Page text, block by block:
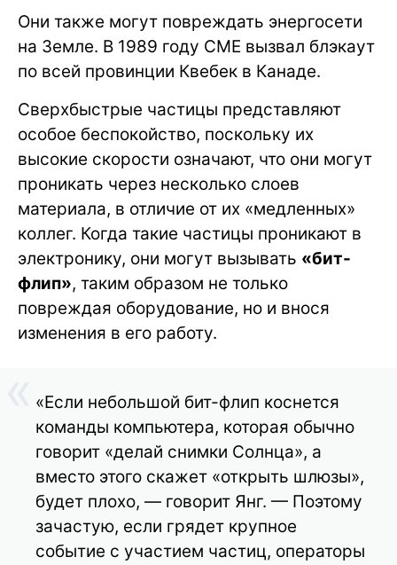
Они также могут повреждать энергосети
на Земле. В 1989 году CME вызвал блэкаут
по всей провинции Квебек в Канаде.
Сверхбыстрые частицы представляют
особое беспокойство, поскольку их
высокие скорости означают, что они могут
проникать через несколько слоев
материала, в отличие от их «медленных»
коллег. Когда такие частицы проникают в
электронику, они могут вызывать «бит-
флип», таким образом не только
повреждая оборудование, но и внося
изменения в его работу.
«Если небольшой бит-флип коснется
команды компьютера, которая обычно
говорит «делай снимки Солнца», а
вместо этого скажет «открыть шлюзы»,
будет плохо, — говорит Янг. — Поэтому
зачастую, если грядет крупное
событие с участием частиц, операторы